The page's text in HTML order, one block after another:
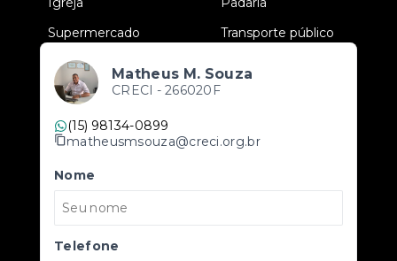
Supermercado Transporte público
Matheus M. Souza
CRECI - 266020F
(15) 98134-0899
matheusmsouza@creci.org.br
Nome
Telefone